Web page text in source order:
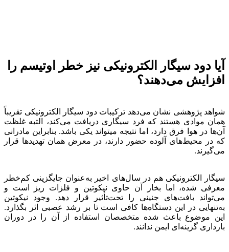
آیا دود سیگار الکترونیکی نیز خطر اوتیسم را
افزایش می‌دهند؟
شواهد پژوهشی نشان می‌دهد ترکیبات دود سیگار الکترونیکی تقریباً
همان موادی هستند که فرد سیگاری دریافت می‌کند، التبه غلظت
آن‌ها در هوا فرق دارد، اما نتیجه میتواند یکی باشد. بنابراین مادرانی
که در محیط‌های آلوده حضور دارند، در معرض همان تهدیدها قرار
می‌گیرند.
سیگار الکترونیکی هم در سال‌های اخیر به‌عنوان جایگزینی کم‌خطر
معرفی شده، اما بخار آن حاوی نیکوتین و فلزات ریز است و
می‌تواند بافت‌های جنینی را تحت‌تأثیر قرار دهد. وجود نیکوتین
به‌تنهایی در این دستگاه‌ها کافی است تا بر رشد عصبی اثر بگذارد.
این موضوع باعث شده متخصصان استفاده از آن را در دوران
بارداری گزینه‌ای ایمن ندانند.